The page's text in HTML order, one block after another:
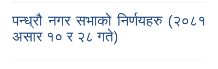
पन्ध्रौ नगर सभाको निर्णयहरु (२०८१
असार १० र २८ गते)